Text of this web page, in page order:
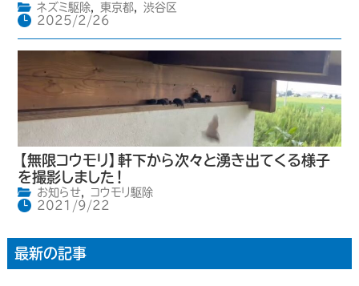
ネズミ駆除, 東京都,
渋谷区
2025/2/26
【無限コウモリ】軒下から次々と湧き出てくる様子
を撮影しました！
お知らせ,
コウモリ駆除
2021/9/22
最新の記事